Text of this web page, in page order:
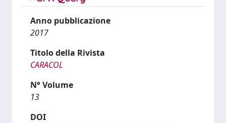
Anno pubblicazione
2017
Titolo della Rivista
CARACOL
N° Volume
13
DOI